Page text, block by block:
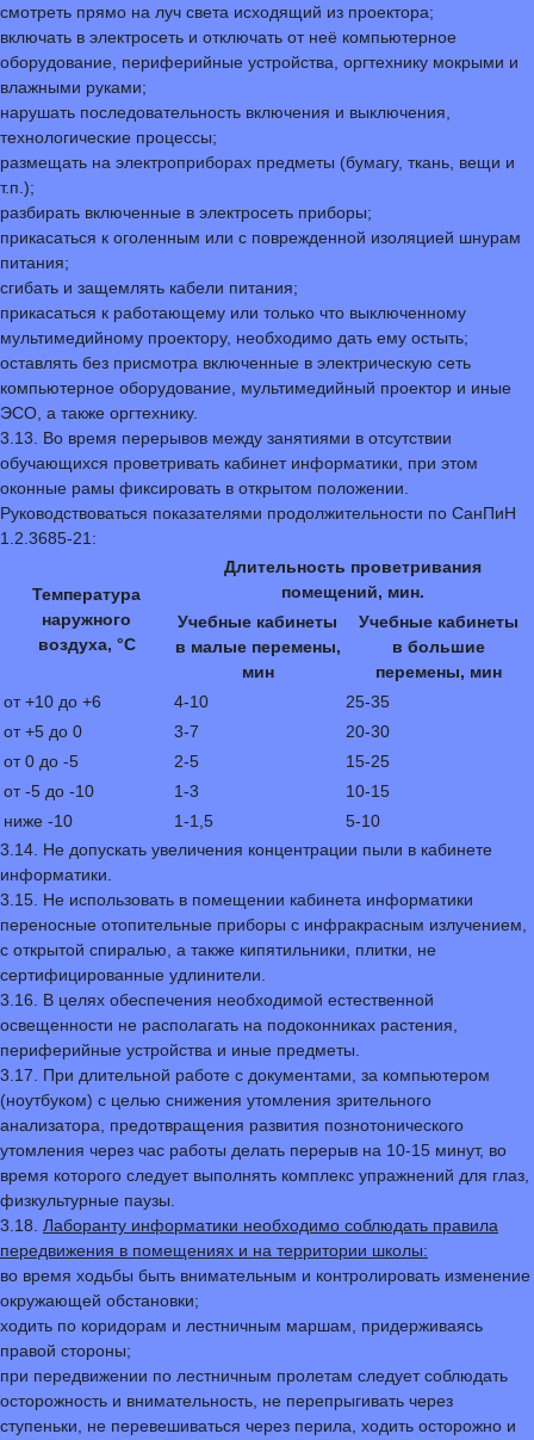
смотреть прямо на луч света исходящий из проектора;
включать в электросеть и отключать от неё компьютерное
оборудование, периферийные устройства, оргтехнику мокрыми и
влажными руками;
нарушать последовательность включения и выключения,
технологические процессы;
размещать на электроприборах предметы (бумагу, ткань, вещи и
т.п.);
разбирать включенные в электросеть приборы;
прикасаться к оголенным или с поврежденной изоляцией шнурам
питания;
сгибать и защемлять кабели питания;
прикасаться к работающему или только что выключенному
мультимедийному проектору, необходимо дать ему остыть;
оставлять без присмотра включенные в электрическую сеть
компьютерное оборудование, мультимедийный проектор и иные
ЭСО, а также оргтехнику.
3.13. Во время перерывов между занятиями в отсутствии
обучающихся проветривать кабинет информатики, при этом
оконные рамы фиксировать в открытом положении.
Руководствоваться показателями продолжительности по СанПиН
1.2.3685-21:
Температура
наружного
воздуха, °С
Длительность проветривания
помещений, мин.
Учебные кабинеты
в малые перемены,
мин
Учебные кабинеты
в большие
перемены, мин
от +10 до +6
4-10
25-35
от +5 до 0
3-7
20-30
от 0 до -5
2-5
15-25
от -5 до -10
1-3
10-15
ниже -10
1-1,5
5-10
3.14. Не допускать увеличения концентрации пыли в кабинете
информатики.
3.15. Не использовать в помещении кабинета информатики
переносные отопительные приборы с инфракрасным излучением,
с открытой спиралью, а также кипятильники, плитки, не
сертифицированные удлинители.
3.16. В целях обеспечения необходимой естественной
освещенности не располагать на подоконниках растения,
периферийные устройства и иные предметы.
3.17. При длительной работе с документами, за компьютером
(ноутбуком) с целью снижения утомления зрительного
анализатора, предотвращения развития познотонического
утомления через час работы делать перерыв на 10-15 минут, во
время которого следует выполнять комплекс упражнений для глаз,
физкультурные паузы.
3.18. Лаборанту информатики необходимо соблюдать правила
передвижения в помещениях и на территории школы:
во время ходьбы быть внимательным и контролировать изменение
окружающей обстановки;
ходить по коридорам и лестничным маршам, придерживаясь
правой стороны;
при передвижении по лестничным пролетам следует соблюдать
осторожность и внимательность, не перепрыгивать через
ступеньки, не перевешиваться через перила, ходить осторожно и